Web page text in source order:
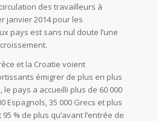
des travailleurs à
janvier 2014 pour les
pays est sans nul doute l’une
et la Croatie voient
émigrer de plus en plus
le pays a accueilli plus de 60 000
Espagnols, 35 000 Grecs et plus
% de plus qu’avant l’entrée de